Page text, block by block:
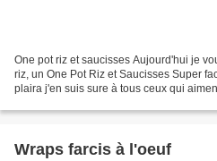
One pot riz et saucisses Aujourd'hui je vous propose une recette à base de
riz, un One Pot Riz et Saucisses Super
plaira j'en suis sure à tous ceux qui
Wraps farcis à l'oeuf